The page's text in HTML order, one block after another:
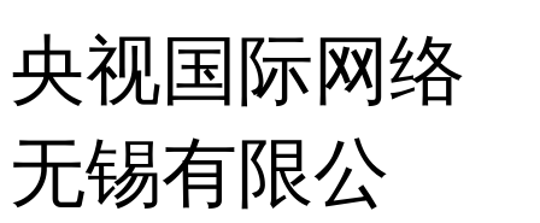
央视国际网络
无锡有限公